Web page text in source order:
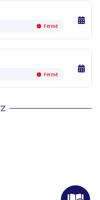
Fermé
Fermé